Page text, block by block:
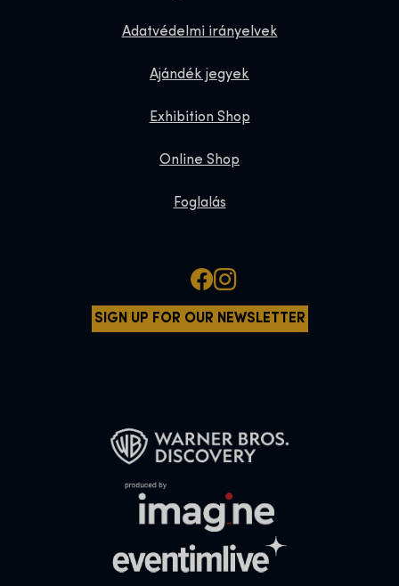
Adatvédelmi irányelvek
Ajándék jegyek
Exhibition Shop
Online Shop
Foglalás
SIGN UP FOR OUR NEWSLETTER